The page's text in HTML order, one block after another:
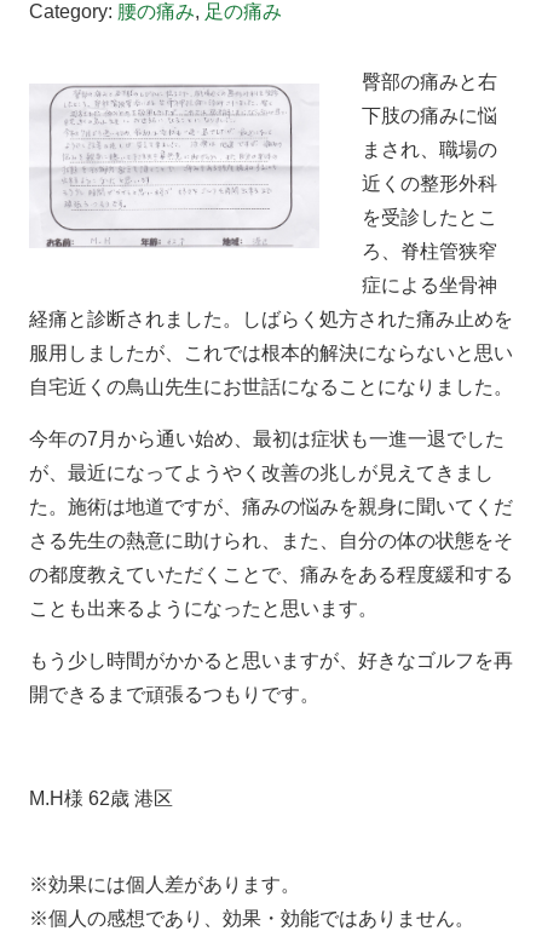
Category: 腰の痛み, 足の痛み
臀部の痛みと右
下肢の痛みに悩
まされ、職場の
近くの整形外科
を受診したとこ
ろ、脊柱管狭窄
症による坐骨神
経痛と診断されました。しばらく処方された痛み止めを
服用しましたが、これでは根本的解決にならないと思い
自宅近くの鳥山先生にお世話になることになりました。
今年の7月から通い始め、最初は症状も一進一退でした
が、最近になってようやく改善の兆しが見えてきまし
た。施術は地道ですが、痛みの悩みを親身に聞いてくだ
さる先生の熱意に助けられ、また、自分の体の状態をそ
の都度教えていただくことで、痛みをある程度緩和する
ことも出来るようになったと思います。
もう少し時間がかかると思いますが、好きなゴルフを再
開できるまで頑張るつもりです。
M.H様 62歳 港区
※効果には個人差があります。
※個人の感想であり、効果・効能ではありません。